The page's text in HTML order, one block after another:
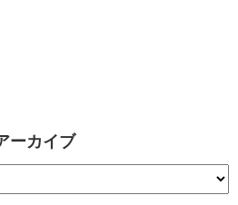
ーカイブ